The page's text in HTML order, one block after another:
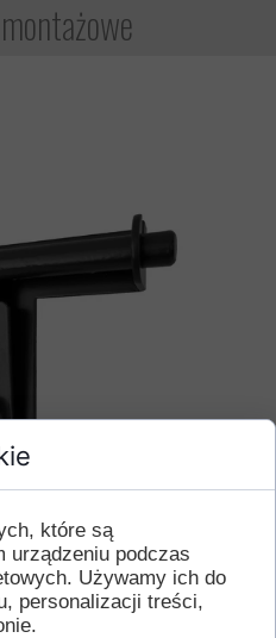
bramowa
które są
urządzeniu podczas
Używamy ich do
personalizacji treści,